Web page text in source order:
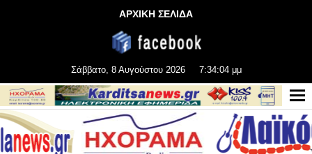
ΑΡΧΙΚΗ ΣΕΛΙΔΑ
Σάββατο, 8 Αυγούστου 2026 7:34:04 μμ